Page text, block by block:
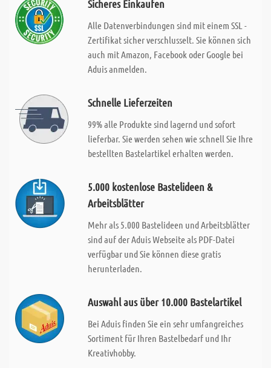
Sicheres Einkaufen
Alle Datenverbindungen sind mit einem SSL -
Zertifikat sicher verschlusselt. Sie können sich
auch mit Amazon, Facebook oder Google bei
Aduis anmelden.
Schnelle Lieferzeiten
99% alle Produkte sind lagernd und sofort
lieferbar. Sie werden sehen wie schnell Sie Ihre
bestellten Bastelartikel erhalten werden.
5.000 kostenlose Bastelideen &
Arbeitsblätter
Mehr als 5.000 Bastelideen und Arbeitsblätter
sind auf der Aduis Webseite als PDF-Datei
verfügbar und Sie können diese gratis
herunterladen.
Auswahl aus über 10.000 Bastelartikel
Bei Aduis finden Sie ein sehr umfangreiches
Sortiment für Ihren Bastelbedarf und Ihr
Kreativhobby.